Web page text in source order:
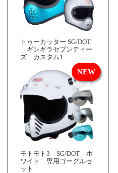
トゥーカッター SG/DOT
ギンギラセブンティー
ズ カスタム1
モトモト3 SG/DOT ホ
ワイト 専用ゴーグルセ
ット